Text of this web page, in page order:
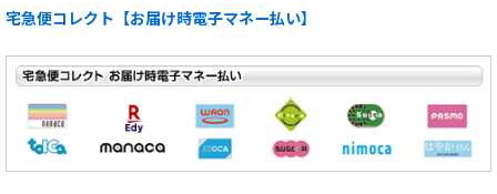
宅急便コレクト【お届け時電子マネー払い】